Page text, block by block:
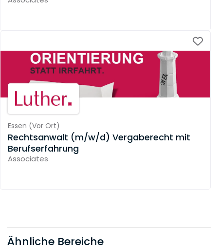
Essen (Vor Ort)
Rechtsanwalt (m/w/d) Vergaberecht mit
Berufserfahrung
Associates
Ähnliche Bereiche